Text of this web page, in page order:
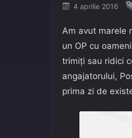
Posted
4 aprilie 2016
Am avut marele
un OP cu
trimiți sau ridici
angajatorului,
prima zi de